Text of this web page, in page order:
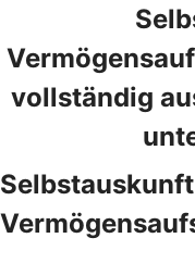
vollständig